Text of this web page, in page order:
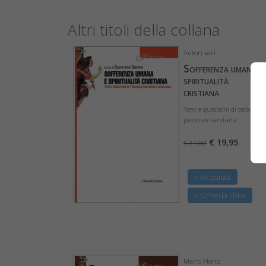
Altri titoli della collana
Autori vari
Sofferenza umana e
spiritualità
cristiana
Temi e questioni di teologia
pastorale sanitaria
€ 21,00 € 19,95
» Acquista
» Scheda libro
Mario Florio